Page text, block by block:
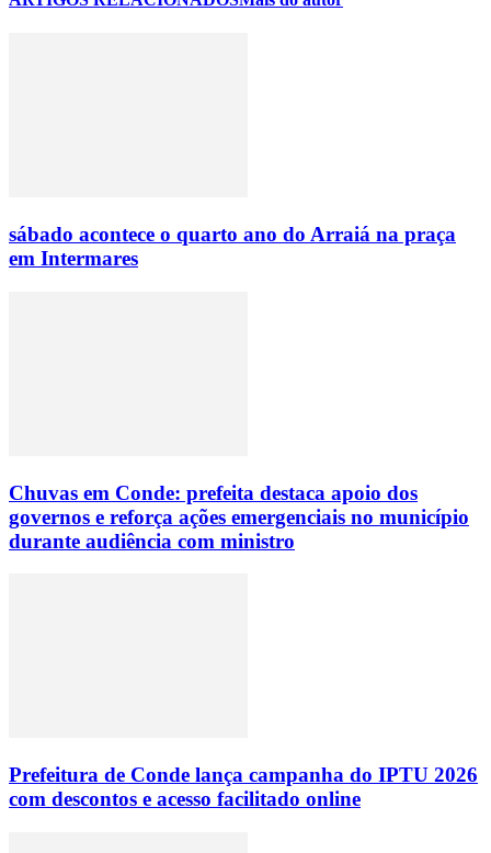
sábado acontece o quarto ano do Arraiá na praça
em Intermares
Chuvas em Conde: prefeita destaca apoio dos
governos e reforça ações emergenciais no município
durante audiência com ministro
Prefeitura de Conde lança campanha do IPTU 2026
com descontos e acesso facilitado online